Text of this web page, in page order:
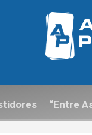
“Entre